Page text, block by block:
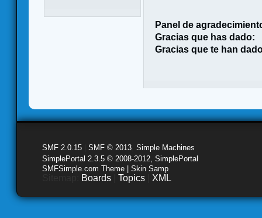
Panel de
Gracias que has dado:
Gracias que te han
SMF 2.0.15 SMF © 2013 Simple Machines
SimplePortal 2.3.5 © 2008-2012, SimplePortal
SMFSimple.com Theme | Skin Samp
Boards Topics XML